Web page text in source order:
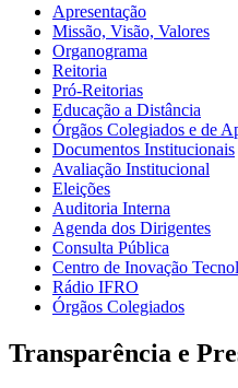
Apresentação
Missão, Visão, Valores
Organograma
Reitoria
Pró-Reitorias
Educação a Distância
Órgãos Colegiados e de
Documentos Institucionais
Avaliação Institucional
Eleições
Auditoria Interna
Agenda dos Dirigentes
Consulta Pública
Centro de Inovação
Rádio IFRO
Órgãos Colegiados
Transparência e